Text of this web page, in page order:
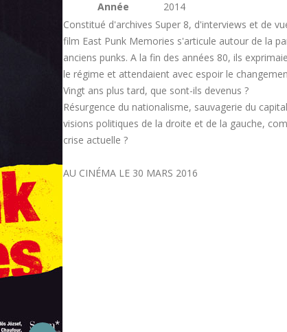
Année
2014
Constitué d'archives Super 8, d'interviews et de
film East Punk Memories s'articule autour de la
anciens punks. A la fin des années 80, ils
le régime et attendaient avec espoir le
Vingt ans plus tard, que sont-ils devenus ?
Résurgence du nationalisme, sauvagerie du
visions politiques de la droite et de la gauche,
crise actuelle ?
AU CINÉMA LE 30 MARS 2016